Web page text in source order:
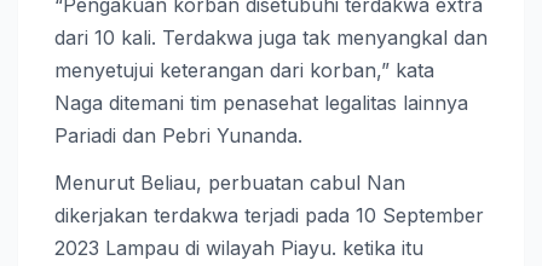
dari 10 kali. Terdakwa juga tak menyangkal dan
menyetujui keterangan dari korban,” kata
Naga ditemani tim penasehat legalitas lainnya
Pariadi dan Pebri Yunanda.
Menurut Beliau, perbuatan cabul Nan
dikerjakan terdakwa terjadi pada 10 September
2023 Lampau di wilayah Piayu. ketika itu